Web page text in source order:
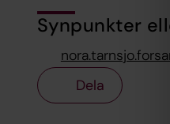
Synpunkter
Dela